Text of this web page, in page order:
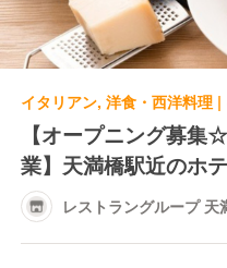
【オープニング募
業】天満橋駅近のホ
レストラングループ